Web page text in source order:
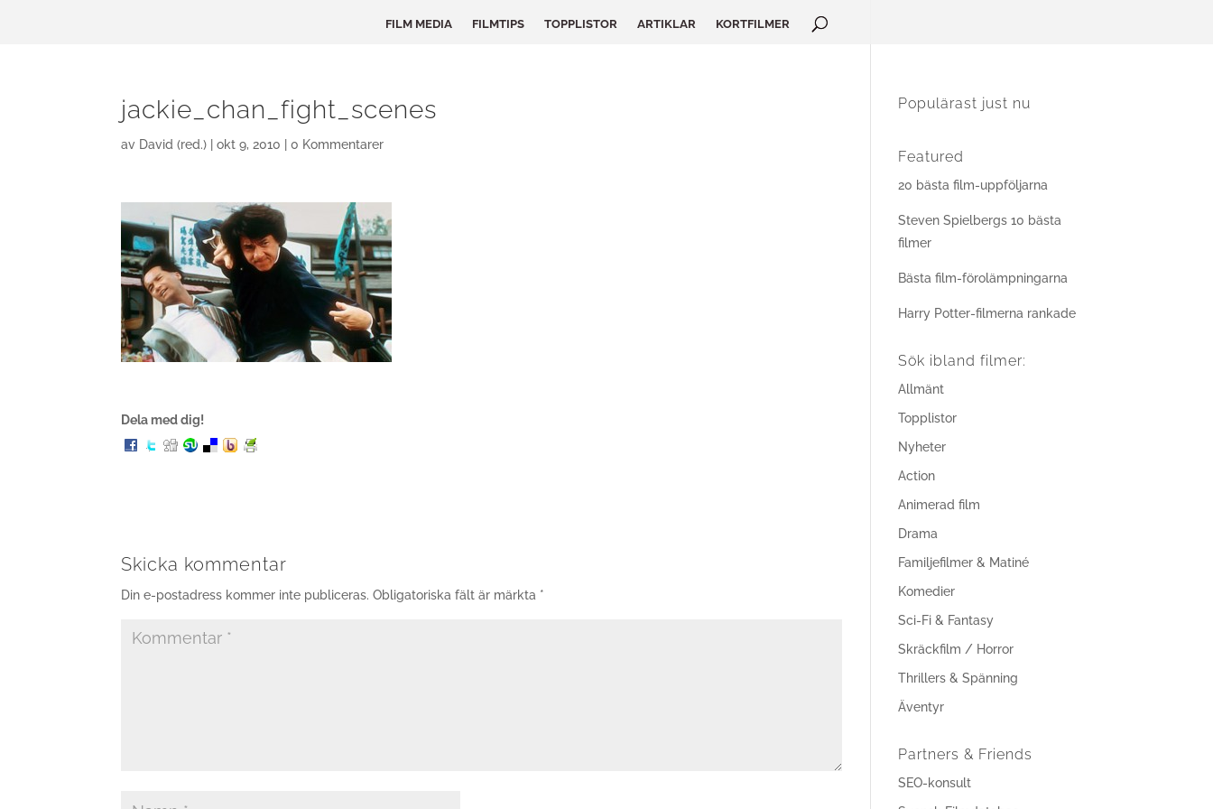
FILM MEDIA FILMTIPS TOPPLISTOR ARTIKLAR KORTFILMER
jackie_chan_fight_scenes
av David (red.) |okt 9, 2010 |0 Kommentarer
Dela med dig!
Skicka kommentar
Din e-postadress kommer inte publiceras. Obligatoriska fält är märkta *
Populärast just nu
Featured
20 bästa film-uppföljarna
Steven Spielbergs 10 bästa
filmer
Bästa film-förolämpningarna
Harry Potter-filmerna rankade
Sök ibland filmer:
Allmänt
Topplistor
Nyheter
Action
Animerad film
Drama
Familjefilmer & Matiné
Komedier
Sci-Fi & Fantasy
Skräckfilm / Horror
Thrillers & Spänning
Äventyr
Partners & Friends
SEO-konsult